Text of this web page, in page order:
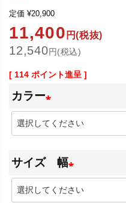
定価 ¥20,900
11,400 円(税抜)
12,540円(税込)
[ 114 ポイント進呈 ]
カラー
(
)
サイズ 幅
(